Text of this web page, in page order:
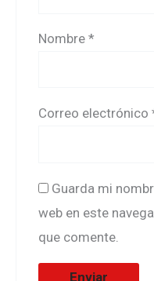
Nombre*
Correo electrónico
Guarda mi
web en este
que comente.